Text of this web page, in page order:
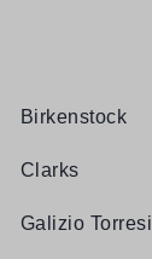
Birkenstock
Clarks
Galizio Torresi